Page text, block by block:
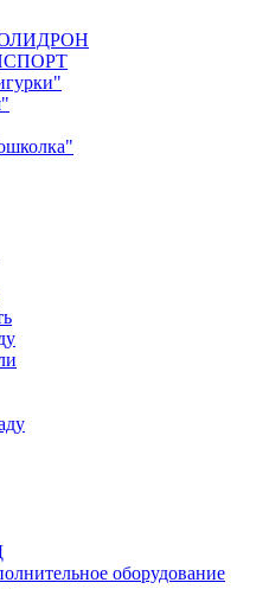
оборудование